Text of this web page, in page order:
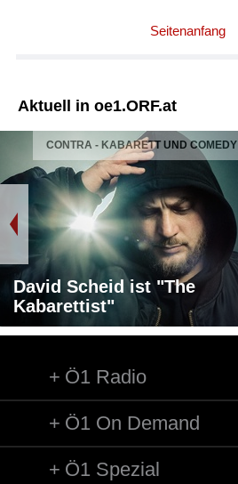
Seitenanfang
Aktuell in oe1.ORF.at
CONTRA - KABARETT UND COMEDY
David Scheid ist "The
Kabarettist"
Ö1 Radio
Ö1 On Demand
Ö1 Spezial